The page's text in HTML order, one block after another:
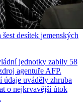
desítek jemenských
jednotky zabily 58
agentuře AFP.
údaje uváděly zhruba
o nejkrvavější útok